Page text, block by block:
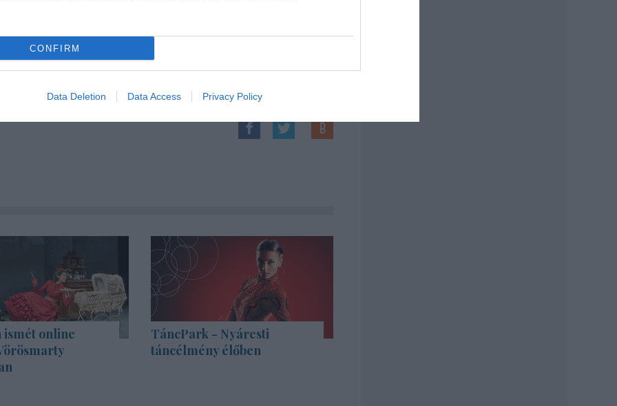
CONFIRM
Data Deletion Data Access Privacy Policy
Fesztivál társrendezvényeként valósult meg.
Forrás: MTI
ismét online
TáncPark - Nyáresti
táncélmény élőben